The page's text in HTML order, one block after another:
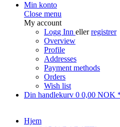
Min konto
Close menu
My account
Logg Inn ellerregistrer
Overview
Profile
Addresses
Payment methods
Orders
Wish list
Din handlekurv 0 0,00 NOK
Hjem